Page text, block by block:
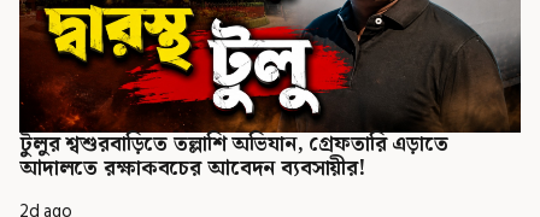
টুলুর শ্বশুরবাড়িতে তল্লাশি অভিযান, গ্রেফতারি এড়াতে
আদালতে রক্ষাকবচের আবেদন ব্যবসায়ীর!